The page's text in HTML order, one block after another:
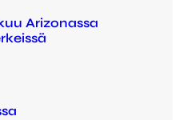
Arizonassa